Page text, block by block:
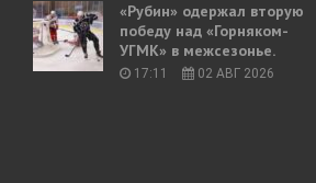
«Рубин» одержал вторую
победу над «Горняком-
УГМК» в межсезонье.
17:11 02 АВГ 2026